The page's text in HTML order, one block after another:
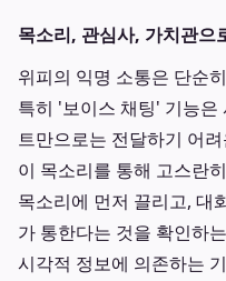
목소리, 관심사, 가치관으
위피의 익명 소통은 단순
특히 '보이스 채팅' 기능은
트만으로는 전달하기 어
이 목소리를 통해 고스란
목소리에 먼저 끌리고, 대
가 통한다는 것을 확인하
시각적 정보에 의존하는